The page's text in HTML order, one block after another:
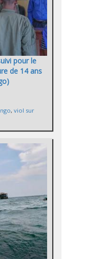
pour le
de 14 ans
, viol sur